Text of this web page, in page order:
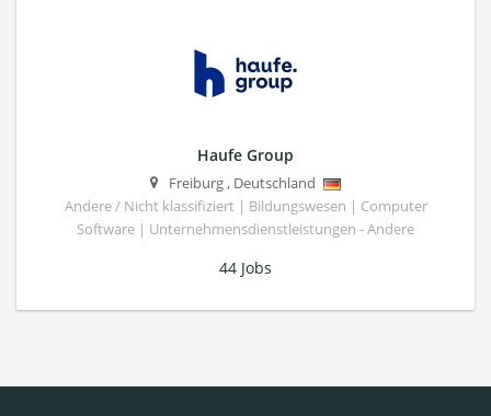
Haufe Group
Freiburg, Deutschland
Andere / Nicht klassifiziert | Bildungswesen | Computer
Software | Unternehmensdienstleistungen - Andere
44 Jobs